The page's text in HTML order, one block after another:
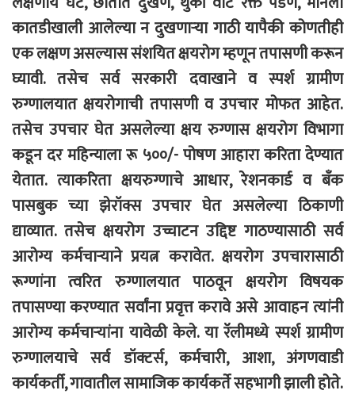
कातडीखाली आलेल्या न दुखणाऱ्या गाठी यापैकी कोणतीही
एक लक्षण असल्यास संशयित क्षयरोग म्हणून तपासणी करून
घ्यावी. तसेच सर्व सरकारी दवाखाने व स्पर्श ग्रामीण
रुग्णालयात क्षयरोगाची तपासणी व उपचार मोफत आहेत.
तसेच उपचार घेत असलेल्या क्षय रुग्णास क्षयरोग विभागा
कडून दर महिन्याला रू ५००/- पोषण आहारा करिता देण्यात
येतात. त्याकरिता क्षयरुग्णाचे आधार, रेशनकार्ड व बँक
पासबुक च्या झेरॉक्स उपचार घेत असलेल्या ठिकाणी
द्याव्यात. तसेच क्षयरोग उच्चाटन उद्दिष्ट गाठण्यासाठी सर्व
आरोग्य कर्मचाऱ्याने प्रयत्न करावेत. क्षयरोग उपचारासाठी
रूग्णांना त्वरित रुग्णालयात पाठवून क्षयरोग विषयक
तपासण्या करण्यात सर्वांना प्रवृत्त करावे असे आवाहन त्यांनी
आरोग्य कर्मचाऱ्यांना यावेळी केले. या रॅलीमध्ये स्पर्श ग्रामीण
रुग्णालयाचे सर्व डॉक्टर्स, कर्मचारी, आशा, अंगणवाडी
कार्यकर्ती, गावातील सामाजिक कार्यकर्ते सहभागी झाली होते.